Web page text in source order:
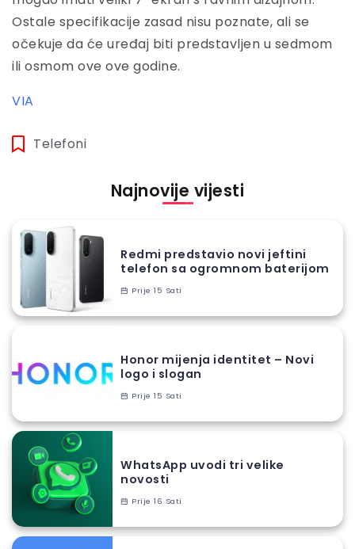
Ostale specifikacije zasad nisu poznate, ali se
očekuje da će uređaj biti predstavljen u sedmom
ili osmom ove ove godine.
VIA
Telefoni
Najnovije vijesti
Redmi predstavio novi jeftini
telefon sa ogromnom baterijom
Prije 15 Sati
Honor mijenja identitet – Novi
logo i slogan
Prije 15 Sati
WhatsApp uvodi tri velike
novosti
Prije 16 Sati